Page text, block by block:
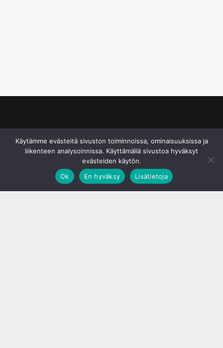
Käytämme evästeitä sivuston toiminnoissa, ominaisuuksissa ja
liikenteen analysoinnissa. Käyttämällä sivustoa hyväksyt
evästeiden käytön.
Ok
En hyväksy Lisätietoja